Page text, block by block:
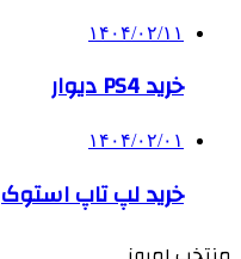
۱۴۰۴/۰۲/۱۱
خرید PS4 دیوار
۱۴۰۴/۰۲/۰۱
خرید لپ تاپ استوک